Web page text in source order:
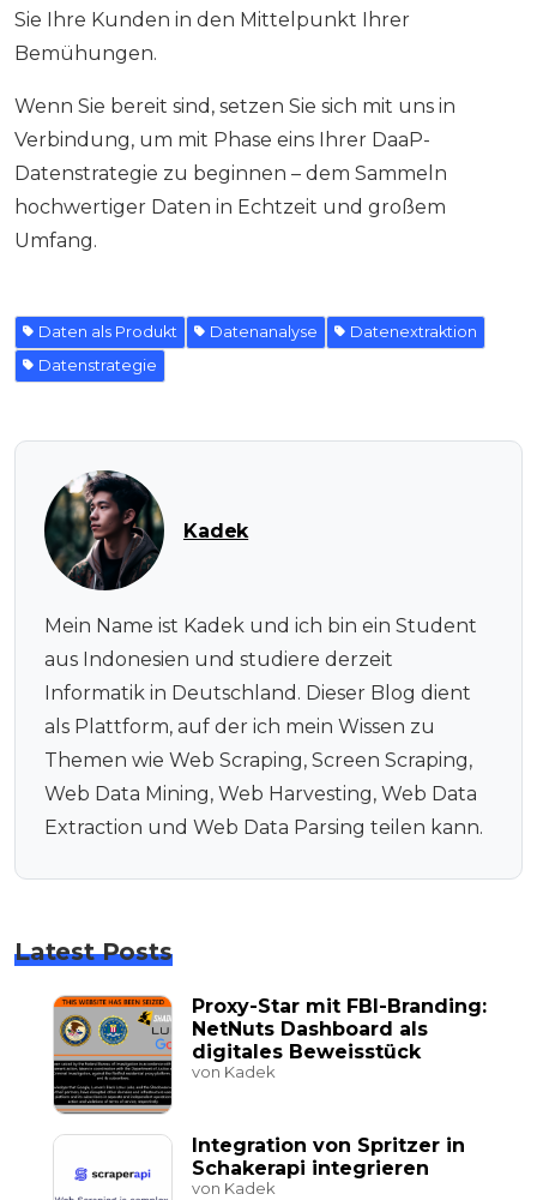
Sie Ihre Kunden in den Mittelpunkt Ihrer
Bemühungen.
Wenn Sie bereit sind, setzen Sie sich mit uns in
Verbindung, um mit Phase eins Ihrer DaaP-
Datenstrategie zu beginnen – dem Sammeln
hochwertiger Daten in Echtzeit und großem
Umfang.
Daten als Produkt Datenanalyse
Datenextraktion
Datenstrategie
Kadek
Mein Name ist Kadek und ich bin ein Student
aus Indonesien und studiere derzeit
Informatik in Deutschland. Dieser Blog dient
als Plattform, auf der ich mein Wissen zu
Themen wie Web Scraping, Screen Scraping,
Web Data Mining, Web Harvesting, Web Data
Extraction und Web Data Parsing teilen kann.
Latest Posts
Proxy-Star mit FBI-Branding:
NetNuts Dashboard als
digitales Beweisstück
von Kadek
Integration von Spritzer in
Schakerapi integrieren
von Kadek